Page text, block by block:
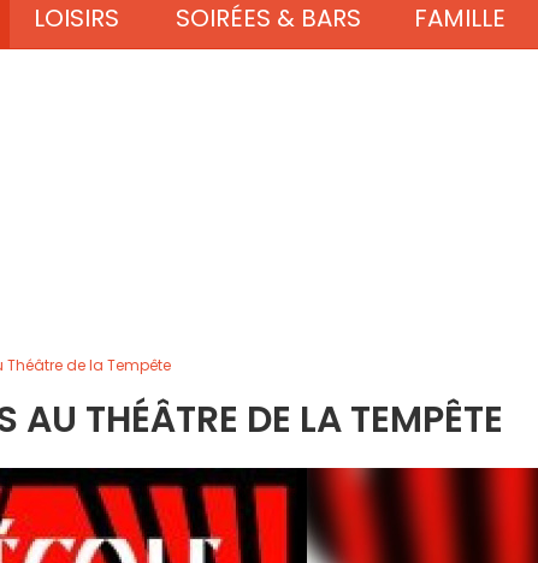
LOISIRS SOIRÉES & BARS FAMILLE
de la Tempête
AU THÉÂTRE DE LA TEMPÊTE